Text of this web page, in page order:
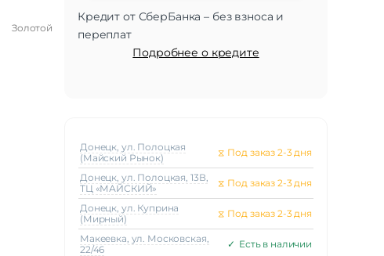
Золотой
Кредит от СберБанка – без взноса и
переплат
Подробнее о кредите
Донецк, ул. Полоцкая
(Майский Рынок)
⧖ Под заказ 2-3 дня
Донецк, ул. Полоцкая, 13В,
ТЦ «МАЙСКИЙ»
⧖ Под заказ 2-3 дня
Донецк, ул. Куприна
(Мирный)
⧖ Под заказ 2-3 дня
Макеeвка, ул. Московская,
22/46
✓ Есть в наличии